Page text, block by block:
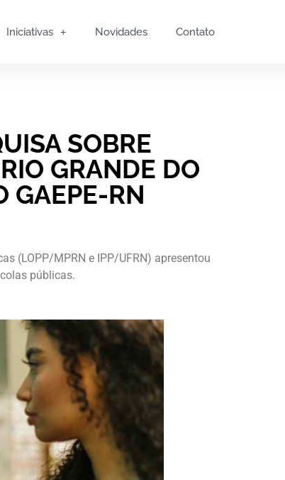
Iniciativas Novidades Contato
SOBRE
GRANDE DO
GAEPE-RN
(LOPP/MPRN e IPP/UFRN) apresentou
públicas.